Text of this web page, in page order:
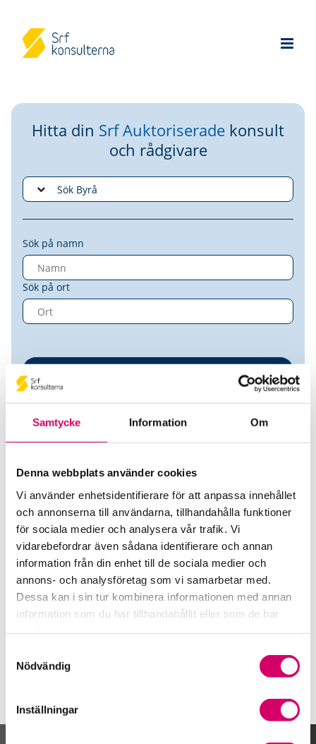
Samtycke Information Om
Denna webbplats använder cookies
Vi använder enhetsidentifierare för att anpassa innehållet
och annonserna till användarna, tillhandahålla funktioner
för sociala medier och analysera vår trafik. Vi
vidarebefordrar även sådana identifierare och annan
information från din enhet till de sociala medier och
annons- och analysföretag som vi samarbetar med.
Dessa kan i sin tur kombinera informationen med annan
information som du har tillhandahållit eller som de har
Nödvändig
Inställningar
Hitta din Srf Auktoriserade konsult
och rådgivare
Sök på namn
Sök på ort
HR-Resurs Skåne AB
Srf Auktoriserade konsulter
Helén Karlsson
Auktoriserad Lönekonsult
Skicka e-post
070-860 06 69
Helsingborg